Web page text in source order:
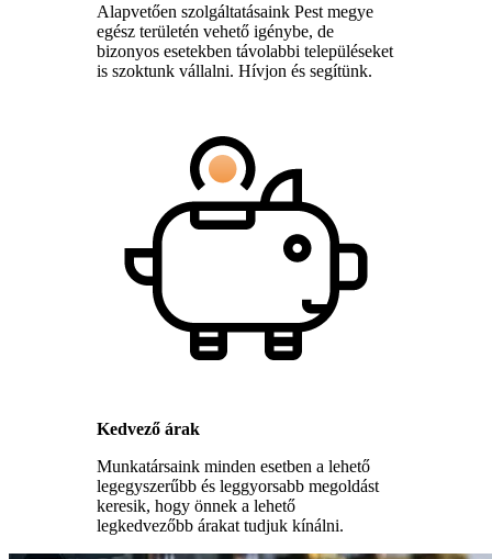
Alapvetően szolgáltatásaink Pest megye
egész területén vehető igénybe, de
bizonyos esetekben távolabbi településeket
is szoktunk vállalni. Hívjon és segítünk.
Kedvező árak
Munkatársaink minden esetben a lehető
legegyszerűbb és leggyorsabb megoldást
keresik, hogy önnek a lehető
legkedvezőbb árakat tudjuk kínálni.